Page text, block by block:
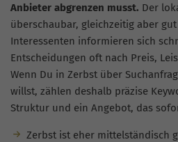
Anbieter abgrenzen musst. Der
überschaubar, gleichzeitig aber
Interessenten informieren sich
Entscheidungen oft nach Preis,
Wenn Du in Zerbst über
willst, zählen deshalb präzise
Struktur und ein Angebot, das
Zerbst ist eher mittelständisch